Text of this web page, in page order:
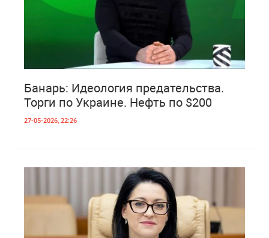
Банарь: Идеология предательства.
Торги по Украине. Нефть по $200
27-05-2026, 22:26